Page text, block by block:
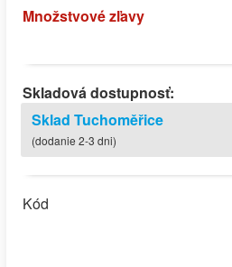
Množstvové zľavy
Skladová dostupnosť:
Sklad Tuchoměřice
(dodanie 2-3 dni)
Kód